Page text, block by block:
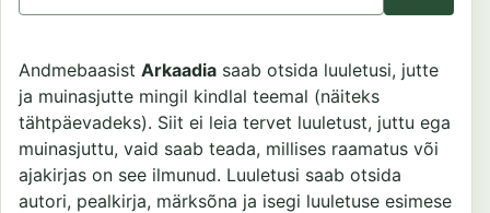
Andmebaasist Arkaadia saab otsida luuletusi, jutte
ja muinasjutte mingil kindlal teemal (näiteks
tähtpäevadeks). Siit ei leia tervet luuletust, juttu ega
muinasjuttu, vaid saab teada, millises raamatus või
ajakirjas on see ilmunud. Luuletusi saab otsida
autori, pealkirja, märksõna ja isegi luuletuse esimese